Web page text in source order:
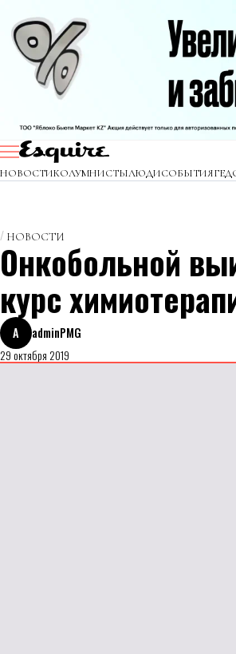
НОВОСТИКОЛУМНИСТЫЛЮДИСОБЫТИЯ
НОВОСТИ
Онкобольной
курс
A
adminPMG
29 октября 2019